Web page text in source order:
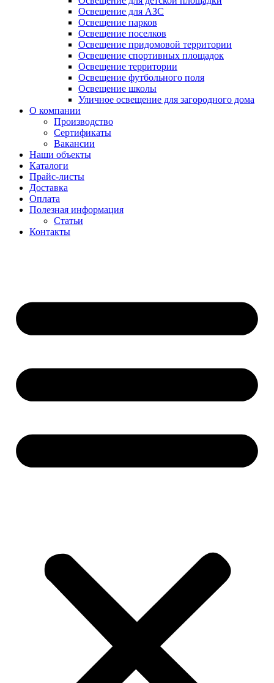
Освещение для АЗС
Освещение парков
Освещение поселков
Освещение придомовой территории
Освещение спортивных площадок
Освещение территории
Освещение футбольного поля
Освещение школы
Уличное освещение для загородного дома
О компании
Производство
Сертификаты
Вакансии
Наши объекты
Каталоги
Прайс-листы
Доставка
Оплата
Полезная информация
Статьи
Контакты